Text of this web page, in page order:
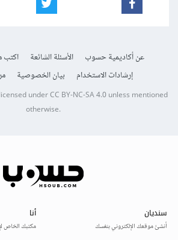
عن أكاديمية حسوب الأسئلة الشائعة اكتب
إرشادات الاستخدام
بيان الخصوصية
underCC BY-NC-SA 4.0unless mentioned
otherwise.